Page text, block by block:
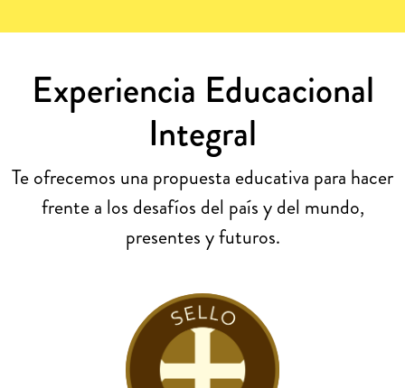
Experiencia Educacional
Integral
Te ofrecemos una propuesta educativa para hacer
frente a los desafíos del país y del mundo,
presentes y futuros.